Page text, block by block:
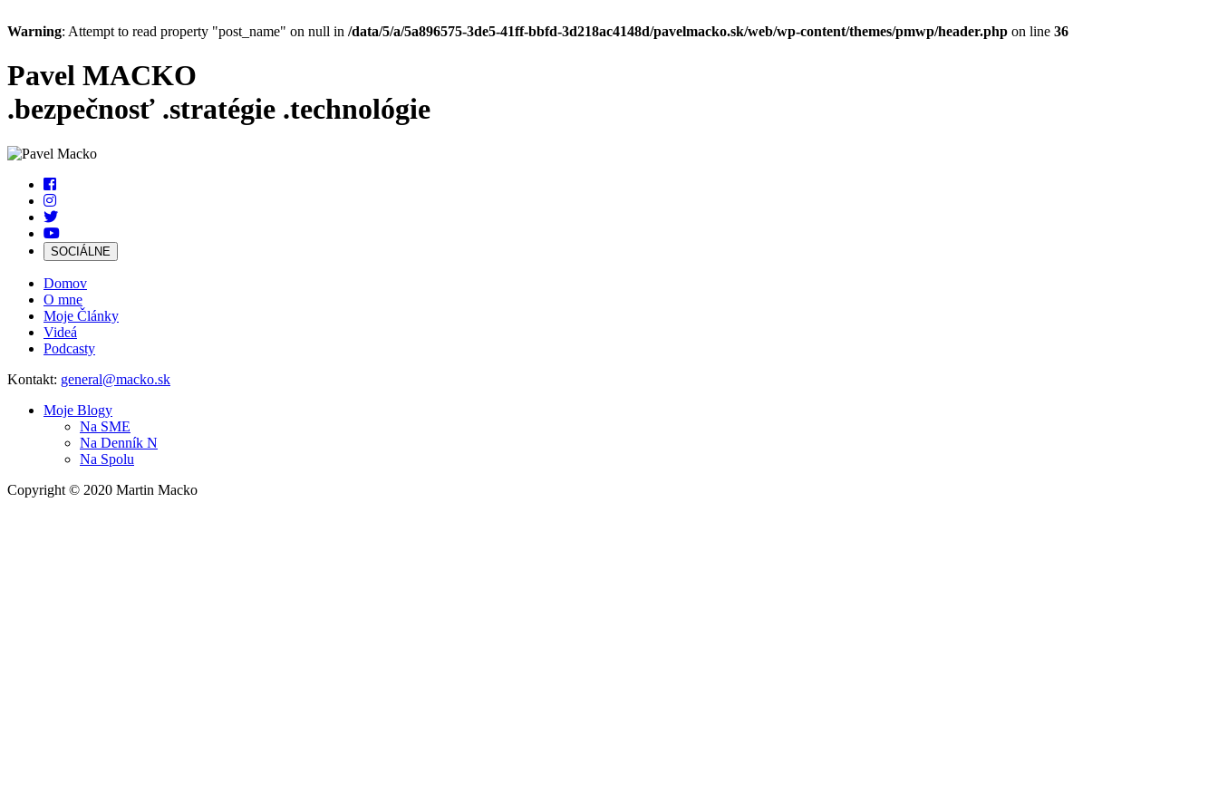
Warning: Attempt to read property "post_name" on null in /data/5/a/5a896575-3de5-41ff-bbfd-3d218ac4148d/pavelmacko.sk/web/wp-content/themes/pmwp/header.php on line 36
Pavel MACKO
.bezpečnosť .stratégie .technológie
SOCIÁLNE
Domov
O mne
Moje Články
Videá
Podcasty
Kontakt: general@macko.sk
Moje Blogy
Na SME
Na Denník N
Na Spolu
Copyright © 2020 Martin Macko